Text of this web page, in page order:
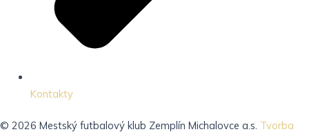
Kontakty
© 2026 Mestský futbalový klub Zemplín Michalovce a.s. Tvorba